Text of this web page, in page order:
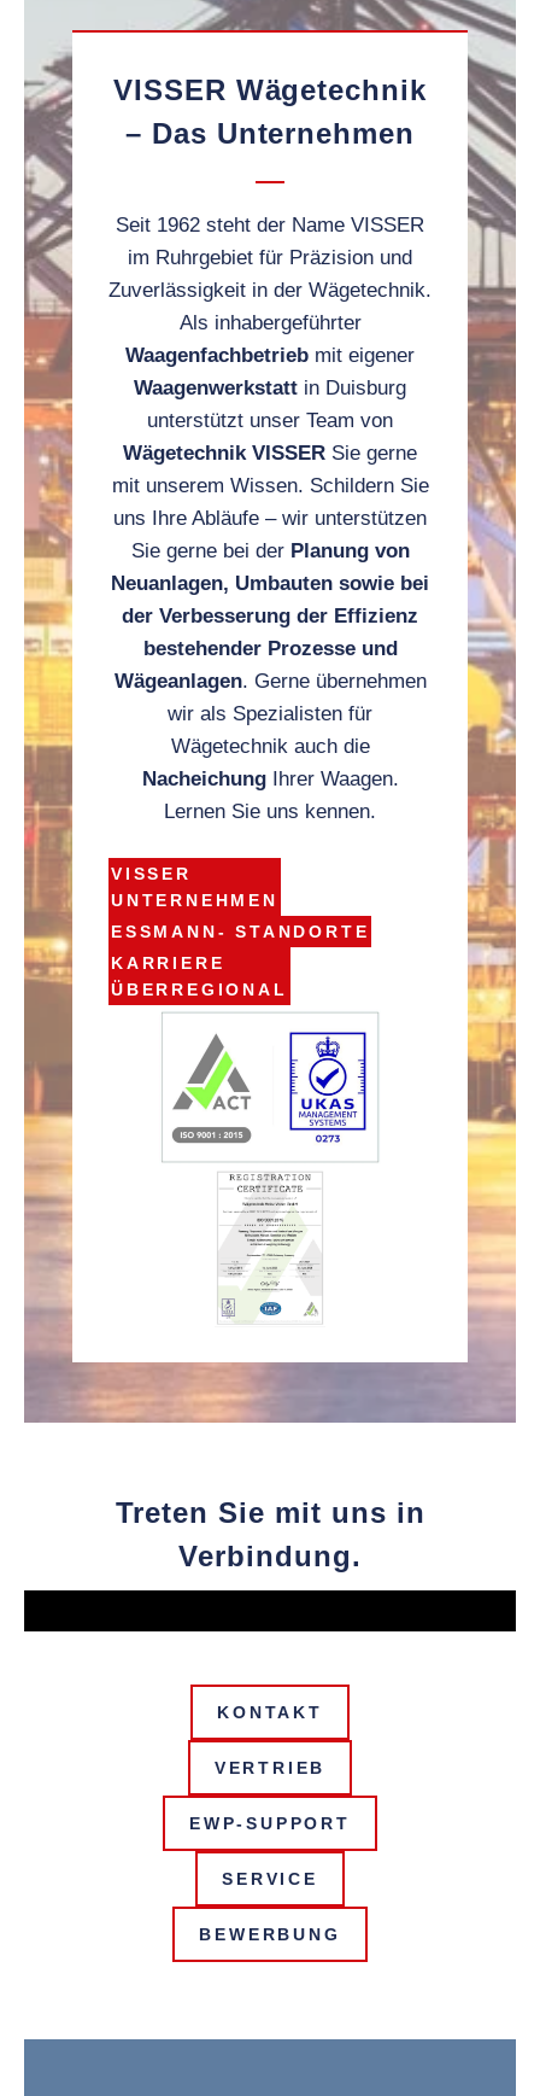
VISSER Wägetechnik
– Das Unternehmen
Seit 1962 steht der Name VISSER
im Ruhrgebiet für Präzision und
Zuverlässigkeit in der Wägetechnik.
Als inhabergeführter
Waagenfachbetrieb mit eigener
Waagenwerkstatt in Duisburg
unterstützt unser Team von
Wägetechnik VISSER Sie gerne
mit unserem Wissen. Schildern Sie
uns Ihre Abläufe – wir unterstützen
Sie gerne bei der Planung von
Neuanlagen, Umbauten sowie bei
der Verbesserung der Effizienz
bestehender Prozesse und
Wägeanlagen. Gerne übernehmen
wir als Spezialisten für
Wägetechnik auch die
NacheichungIhrer Waagen.
Lernen Sie uns kennen.
VISSER
UNTERNEHMEN
ESSMANN- STANDORTE
KARRIERE
ÜBERREGIONAL
Treten Sie mit uns in
Verbindung.
KONTAKT
VERTRIEB
EWP-SUPPORT
SERVICE
BEWERBUNG